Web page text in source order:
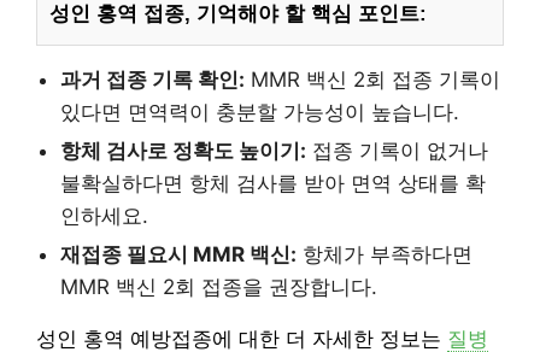
성인 홍역 접종, 기억해야 할 핵심 포인트:
과거 접종 기록 확인: MMR 백신 2회 접종 기록이
있다면 면역력이 충분할 가능성이 높습니다.
항체 검사로 정확도 높이기: 접종 기록이 없거나
불확실하다면 항체 검사를 받아 면역 상태를 확
인하세요.
재접종 필요시 MMR 백신: 항체가 부족하다면
MMR 백신 2회 접종을 권장합니다.
성인 홍역 예방접종에 대한 더 자세한 정보는 질병